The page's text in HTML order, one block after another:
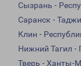
Сызрань -
Саранск -
Клин -
Нижний Тагил -
Тверь - Ханты-